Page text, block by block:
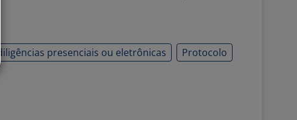
diligências presenciais ou eletrônicas
Protocolo